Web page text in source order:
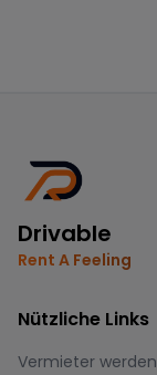
Drivable
Rent A Feeling
Nützliche Links
Vermieter werden